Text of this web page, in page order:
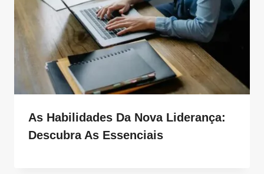
As Habilidades Da Nova Liderança:
Descubra As Essenciais